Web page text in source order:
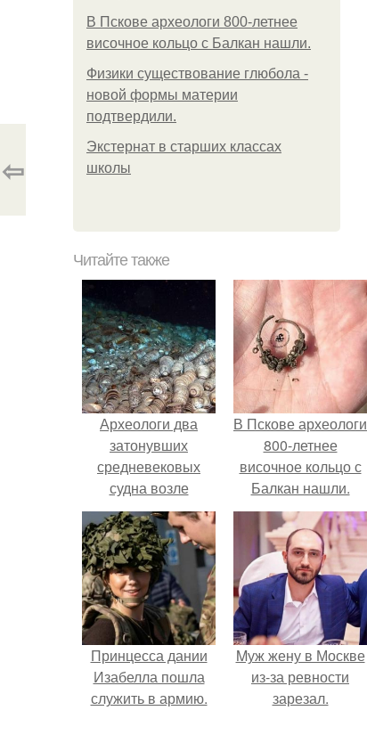
В Пскове археологи 800-летнее
височное кольцо с Балкан нашли.
Физики существование глюбола -
новой формы материи
подтвердили.
Экстернат в старших классах
школы
⇦
Читайте также
Археологи два
затонувших
средневековых
судна возле
острова Хайнань
обнаружили.
В Пскове археологи
800-летнее
височное кольцо с
Балкан нашли.
Принцесса дании
Изабелла пошла
служить в армию.
Mуж жену в Москве
из-за ревности
зарезал.